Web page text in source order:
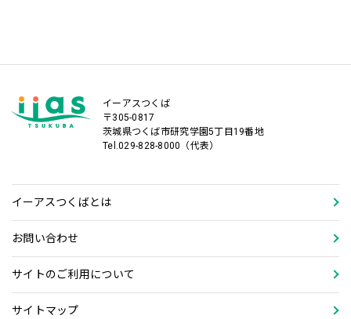
イーアスつくば
〒305-0817
茨城県つくば市研究学園5丁目19番地
Tel.029-828-8000（代表）
イーアスつくばとは
お問い合わせ
サイトのご利用について
サイトマップ